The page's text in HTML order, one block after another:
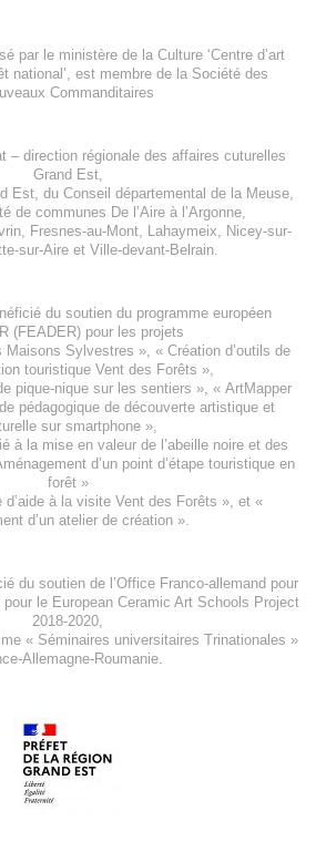
par le ministère de la Culture ‘Centre d’art
national’, est membre de la Société des
Commanditaires
– direction régionale des affaires cuturelles
Grand Est,
Est, du Conseil départemental de la Meuse,
de communes De l’Aire à l’Argonne,
Fresnes-au-Mont Lahaymeix
Nicey-sur-
sur-Aireet Ville-devant-Belrain.
du soutien du programme européen
(FEADER) pour les projets
Maisons Sylvestres », « Création d’outils de
touristique Vent des Forêts »,
pique-nique sur les sentiers », « ArtMapper
pédagogique de découverte artistique et
sur smartphone »,
à la mise en valeur de l’abeille noire et des
d’un point d’étape touristique en
forêt»
à la visite Vent des Forêts », et «
d’un atelier de création».
du soutien de l’Office Franco-allemand pour
pour leEuropean Ceramic Art Schools Project
2018-2020
« Séminaires universitaires Trinationales »
Allemagne-Roumanie.